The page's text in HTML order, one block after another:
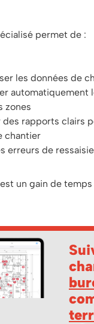
permet de :
les données de
automatiquement
zones
des rapports clairs
chantier
erreurs de
un gain de